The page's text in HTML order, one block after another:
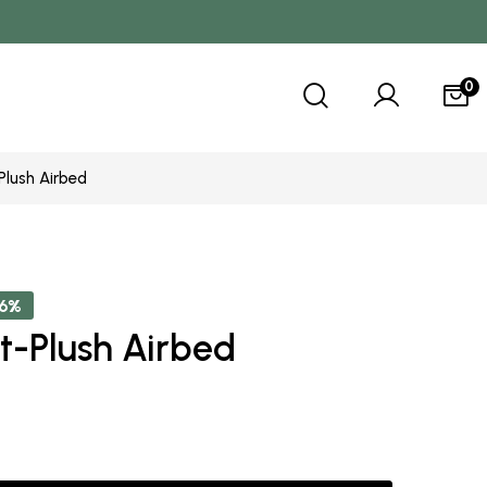
0
Airbed
Plush Airbed